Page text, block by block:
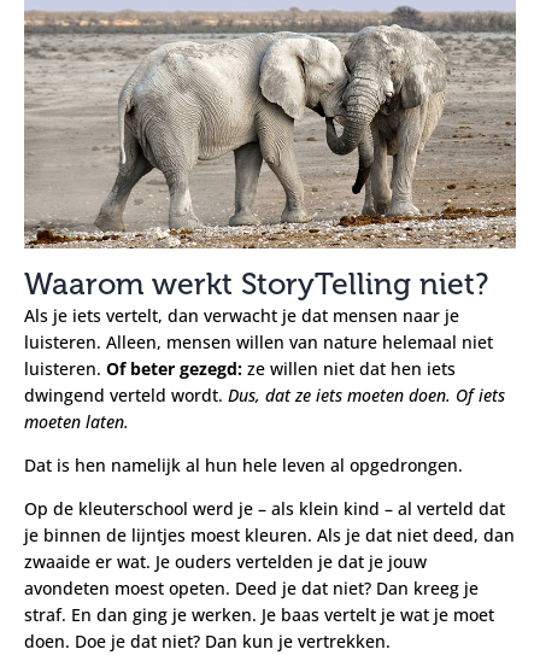
Waarom werkt StoryTelling niet?
Als je iets vertelt, dan verwacht je dat mensen naar je
luisteren. Alleen, mensen willen van nature helemaal niet
luisteren. Of beter gezegd: ze willen niet dat hen iets
dwingend verteld wordt. Dus, dat ze iets moeten doen. Of iets
moeten laten.
Dat is hen namelijk al hun hele leven al opgedrongen.
Op de kleuterschool werd je – als klein kind – al verteld dat
je binnen de lijntjes moest kleuren. Als je dat niet deed, dan
zwaaide er wat. Je ouders vertelden je dat je jouw
avondeten moest opeten. Deed je dat niet? Dan kreeg je
straf. En dan ging je werken. Je baas vertelt je wat je moet
doen. Doe je dat niet? Dan kun je vertrekken.